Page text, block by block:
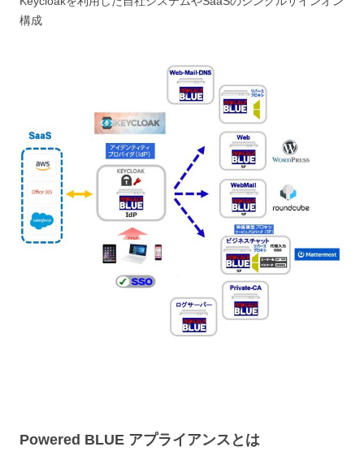
構成
Powered BLUE アプライアンスとは